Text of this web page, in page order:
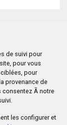
de suivi pour
pour vous
pour
provenance de
consentez Ã notre
les configurer et
C
LEGAL